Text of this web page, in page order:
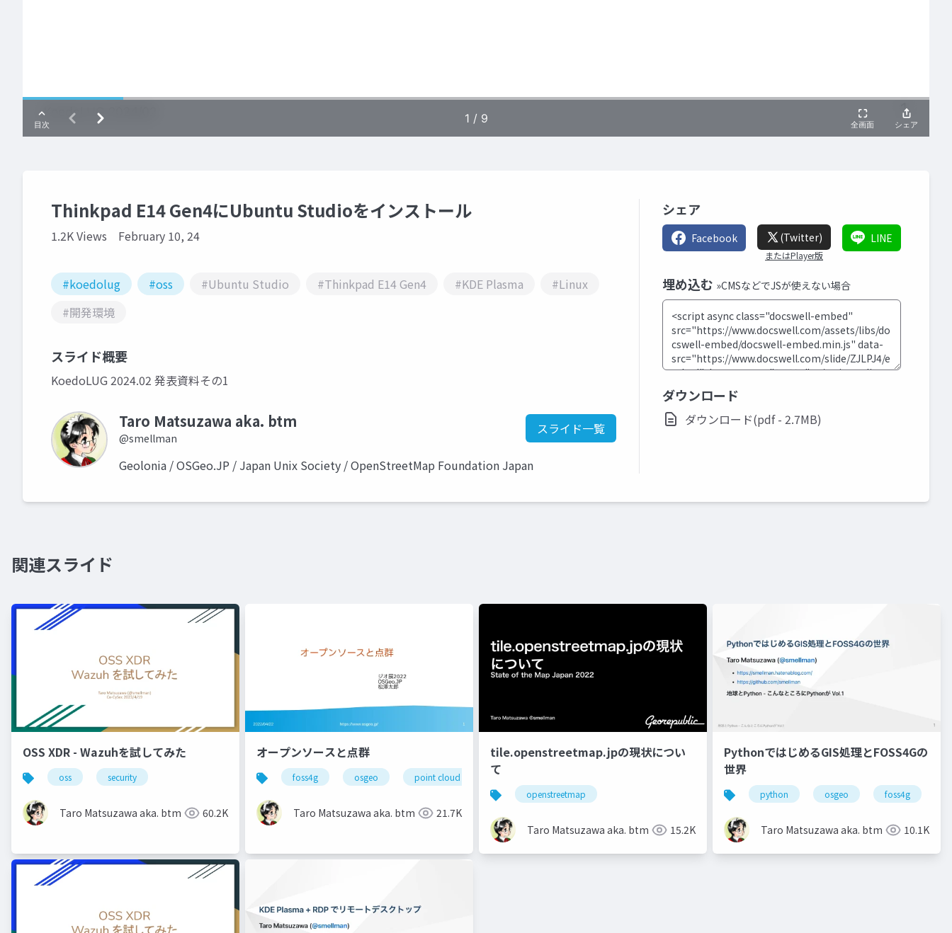
Thinkpad E14 Gen4にUbuntu Studioをインストール
1.2K Views February 10, 24
#koedolug #oss #Ubuntu Studio #Thinkpad E14 Gen4 #KDE Plasma
#Linux
#開発環境
スライド概要
KoedoLUG 2024.02 発表資料その1
Taro Matsuzawa aka. btm
@smellman
スライド一覧
Geolonia / OSGeo.JP / Japan Unix Society / OpenStreetMap Foundation Japan
シェア
Facebook (Twitter)
またはPlayer版
LINE
埋め込む »CMSなどでJSが使えない場合
ダウンロード
ダウンロード(pdf - 2.7MB)
関連スライド
OSS XDR - Wazuhを試してみた
oss security
Taro Matsuzawa aka. btm 60.2K
オープンソースと点群
foss4g osgeo point cloud
Taro Matsuzawa aka. btm 21.7K
tile.openstreetmap.jpの現状につい
て
openstreetmap
Taro Matsuzawa aka. btm 15.2K
PythonではじめるGIS処理とFOSS4Gの
世界
python osgeo foss4g
Taro Matsuzawa aka. btm 10.1K